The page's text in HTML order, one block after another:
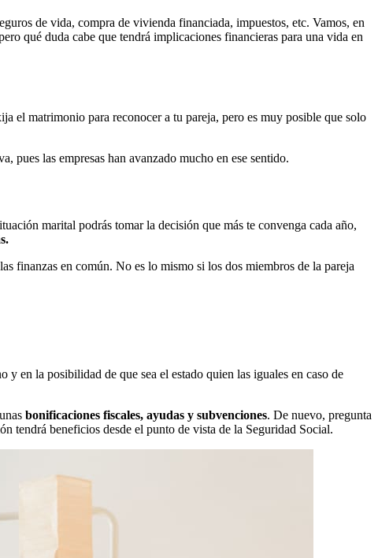
de vida, compra de vivienda financiada, impuestos, etc. Vamos, en
qué duda cabe que tendrá implicaciones financieras para una vida en
el matrimonio para reconocer a tu pareja, pero es muy posible que solo
pues las empresas han avanzado mucho en ese sentido.
marital podrás tomar la decisión que más te convenga cada año,
finanzas en común. No es lo mismo si los dos miembros de la pareja
y en la posibilidad de que sea el estado quien las iguales en caso de
bonificaciones fiscales, ayudas y subvenciones. De nuevo, pregunta
tendrá beneficios desde el punto de vista de la Seguridad Social.